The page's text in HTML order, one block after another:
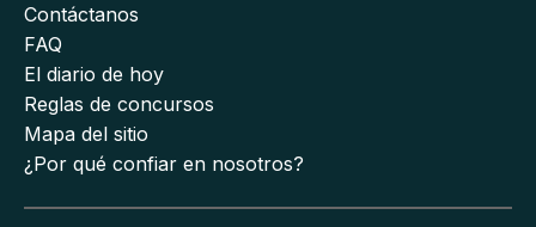
Contáctanos
FAQ
El diario de hoy
Reglas de concursos
Mapa del sitio
¿Por qué confiar en nosotros?